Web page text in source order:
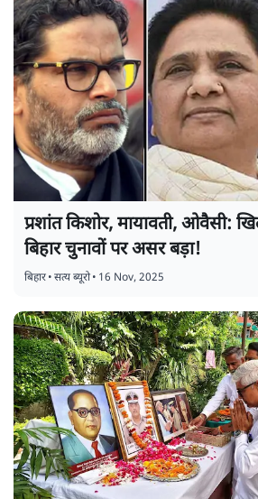
प्रशांत किशोर, मायावती, ओवैसी:
बिहार चुनावों पर असर बड़ा!
बिहार•सत्य ब्यूरो• 16 Nov, 2025